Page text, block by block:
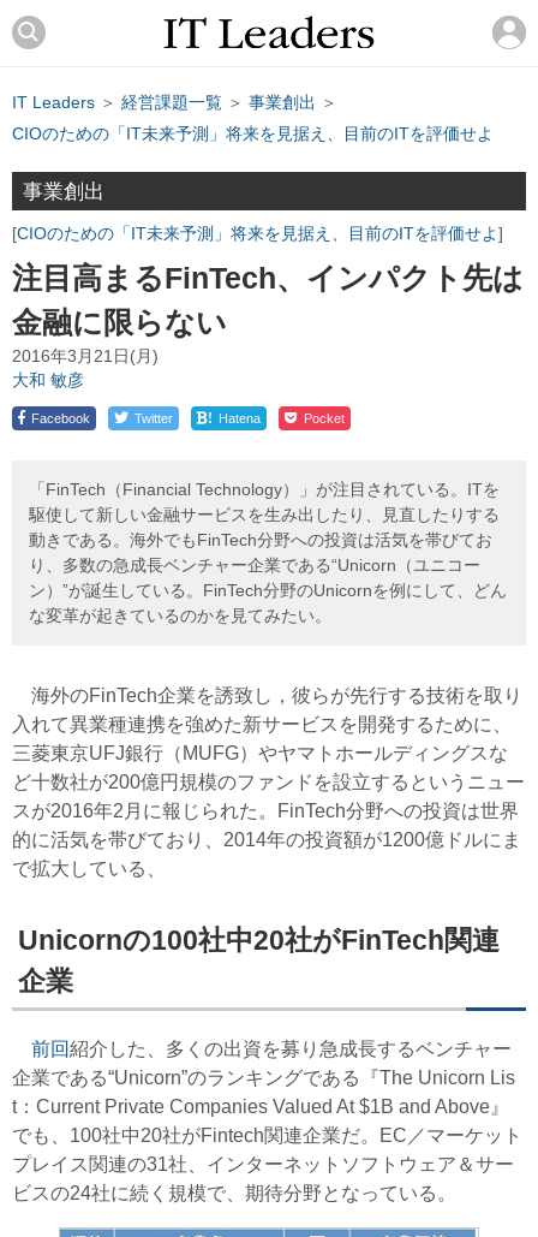
IT Leaders ＞ 経営課題一覧 ＞ 事業創出 ＞
CIOのための「IT未来予測」将来を見据え、目前のITを評価せよ
事業創出
CIOのための「IT未来予測」将来を見据え、目前のITを評価せよ
注目高まるFinTech、インパクト先は
金融に限らない
2016年3月21日(月)
大和 敏彦
Facebook Twitter ! Hatena Pocket
「FinTech（Financial Technology）」が注目されている。ITを
駆使して新しい金融サービスを生み出したり、見直したりする
動きである。海外でもFinTech分野への投資は活気を帯びてお
り、多数の急成長ベンチャー企業である“Unicorn（ユニコー
ン）”が誕生している。FinTech分野のUnicornを例にして、どん
な変革が起きているのかを見てみたい。
海外のFinTech企業を誘致し，彼らが先行する技術を取り
入れて異業種連携を強めた新サービスを開発するために、
三菱東京UFJ銀行（MUFG）やヤマトホールディングスな
ど十数社が200億円規模のファンドを設立するというニュー
スが2016年2月に報じられた。FinTech分野への投資は世界
的に活気を帯びており、2014年の投資額が1200億ドルにま
で拡大している、
Unicornの100社中20社がFinTech関連
企業
前回紹介した、多くの出資を募り急成長するベンチャー
企業である“Unicorn”のランキングである『The Unicorn Lis
t：Current Private Companies Valued At $1B and Above』
でも、100社中20社がFintech関連企業だ。EC／マーケット
プレイス関連の31社、インターネットソフトウェア＆サー
ビスの24社に続く規模で、期待分野となっている。